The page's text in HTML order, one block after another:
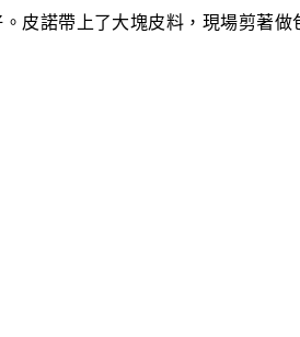
皮諾帶上了大塊皮料，現場剪著做